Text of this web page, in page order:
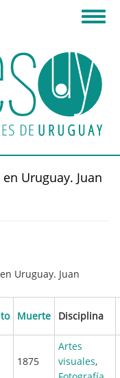
Uruguay. Juan
Uruguay. Juan
Muerte Disciplina
1875
Artes
visuales,